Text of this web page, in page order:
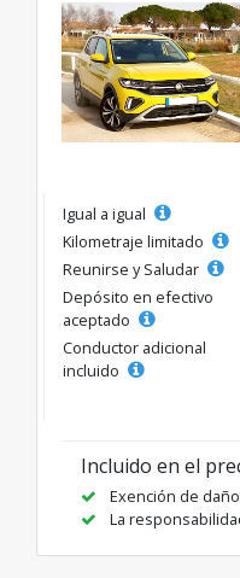
Igual a igual
Kilometraje limitado
Reunirse y Saludar
Depósito en efectivo
aceptado
Conductor adicional
incluido
Incluido en el
Exención de
La